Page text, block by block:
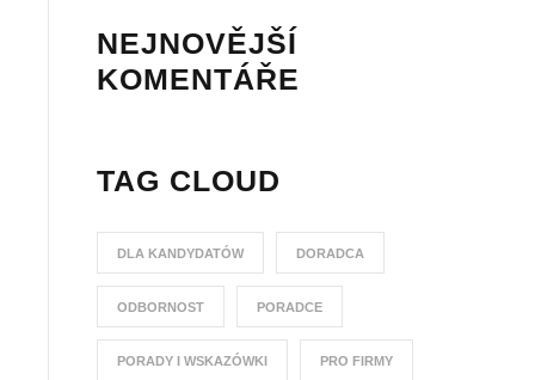
NEJNOVĚJŠÍ
KOMENTÁŘE
TAG CLOUD
DLA KANDYDATÓW DORADCA
ODBORNOST PORADCE
PORADY I WSKAZÓWKI PRO FIRMY